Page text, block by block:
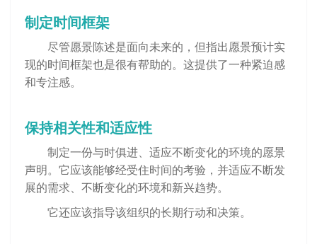
制定时间框架
尽管愿景陈述是面向未来的，但指出愿景预计实
现的时间框架也是很有帮助的。这提供了一种紧迫感
和专注感。
保持相关性和适应性
制定一份与时俱进、适应不断变化的环境的愿景
声明。它应该能够经受住时间的考验，并适应不断发
展的需求、不断变化的环境和新兴趋势。
它还应该指导该组织的长期行动和决策。